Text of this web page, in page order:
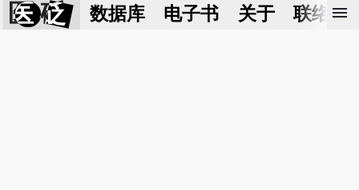
医 砭 数据库 电子书 关于 联络我
menu